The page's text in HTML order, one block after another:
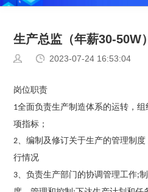
生产总监（年薪30-50W）
2023-07-24 16:53:04
岗位职责
1全面负责生产制造体系的运转，组
项指标；
2 、编制及修订关于生产的管理制
行情况
3 、负责生产部门的协调管理工作;